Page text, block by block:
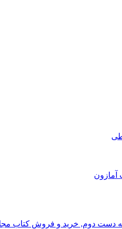
آمازون
دست دوم, خرید و فروش کتاب